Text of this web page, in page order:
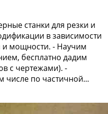
станки для резки и
в зависимости
и мощности. - Научим
бесплатно дадим
с чертежами). -
числе по частичной...